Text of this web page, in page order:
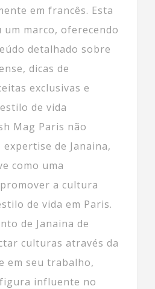
em francês. Esta
marco, oferecendo
detalhado sobre
dicas de
exclusivas e
de vida
Mag Paris não
expertise de Janaina,
como uma
a cultura
de vida em Paris.
de Janaina de
culturas através da
em seu trabalho,
influente no